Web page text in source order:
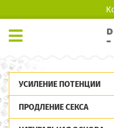
УСИЛЕНИЕ ПОТЕНЦИИ
ПРОДЛЕНИЕ СЕКСА